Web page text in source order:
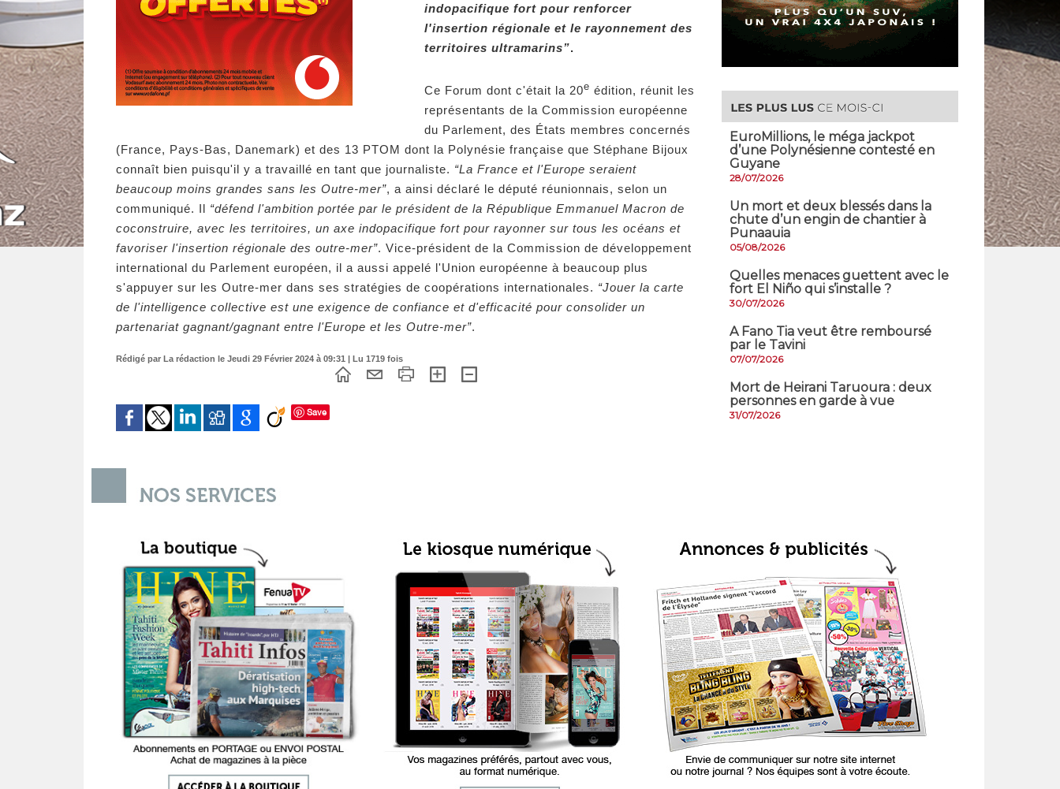
indopacifique fort pour renforcer
l'insertion régionale et le rayonnement des
territoires ultramarins”.
Ce Forum dont c'était la 20e édition, réunit les
représentants de la Commission européenne
du Parlement, des États membres concernés
(France, Pays-Bas, Danemark) et des 13 PTOM dont la Polynésie française que Stéphane Bijoux
connaît bien puisqu'il y a travaillé en tant que journaliste. “La France et l'Europe seraient
beaucoup moins grandes sans les Outre-mer”, a ainsi déclaré le député réunionnais, selon un
communiqué. Il “défend l'ambition portée par le président de la République Emmanuel Macron de
coconstruire, avec les territoires, un axe indopacifique fort pour rayonner sur tous les océans et
favoriser l'insertion régionale des outre-mer”. Vice-président de la Commission de développement
international du Parlement européen, il a aussi appelé l'Union européenne à beaucoup plus
s'appuyer sur les Outre-mer dans ses stratégies de coopérations internationales. “Jouer la carte
de l'intelligence collective est une exigence de confiance et d'efficacité pour consolider un
partenariat gagnant/gagnant entre l'Europe et les Outre-mer”.
Rédigé par La rédaction le Jeudi 29 Février 2024 à 09:31 | Lu 1719 fois
Save
EuroMillions, ​le méga jackpot
d’une Polynésienne contesté en
Guyane
28/07/2026
​Un mort et deux blessés dans la
chute d’un engin de chantier à
Punaauia
05/08/2026
Quelles menaces guettent avec le
fort El Niño qui s’installe ?
30/07/2026
A Fano Tia veut être remboursé
par le Tavini
07/07/2026
Mort de Heirani Taruoura : deux
personnes en garde à vue
31/07/2026